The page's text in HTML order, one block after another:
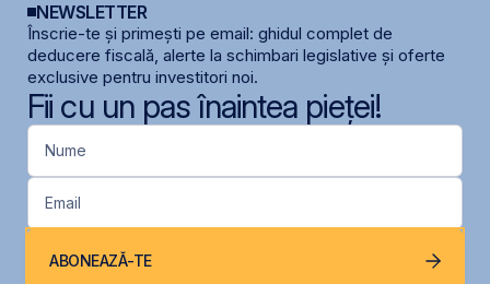
NEWSLETTER
Înscrie-te și primești pe email: ghidul complet de
deducere fiscală, alerte la schimbari legislative și oferte
exclusive pentru investitori noi.
Fii cu un pas înaintea pieței!
Nume
Email
ABONEAZĂ-TE